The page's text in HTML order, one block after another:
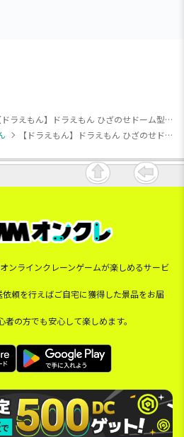
【ドラえもん】ドラえもん ひざのせドーム型クッションMARUCUTE
【ドラえもん】ドラえもん ひざのせドーム型クッションMARUCUTE
ンラインクレーンゲームが楽しめるサービ
頼を行えばご自宅に獲得した景品をお届
の方でも安心して楽しめます。